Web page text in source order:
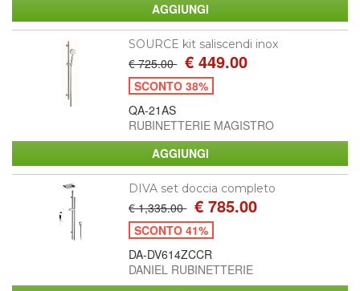
SOURCE kit saliscendi inox
€ 725.00 € 449.00
SCONTO 38%
QA-21AS
RUBINETTERIE MAGISTRO
DIVA set doccia completo
€ 1,335.00 € 785.00
SCONTO 41%
DA-DV614ZCCR
DANIEL RUBINETTERIE